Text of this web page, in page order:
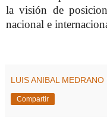
la visión de
nacional e
LUIS ANIBAL MEDRANO
Compartir